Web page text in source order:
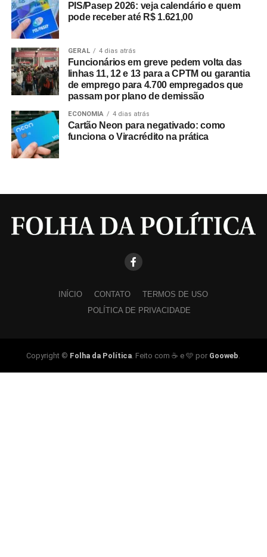
PIS/Pasep 2026: veja calendário e quem
pode receber até R$ 1.621,00
GERAL 4 dias atrás
Funcionários em greve pedem volta das
linhas 11, 12 e 13 para a CPTM ou garantia
de emprego para 4.700 empregados que
passam por plano de demissão
ECONOMIA 4 dias atrás
Cartão Neon para negativado: como
funciona o Viracrédito na prática
INÍCIO CONTATO
TERMOS DE USO
POLÍTICA DE PRIVACIDADE
Copyright © Folha da Política . Feito com ☕ e 🩵 por Gooweb